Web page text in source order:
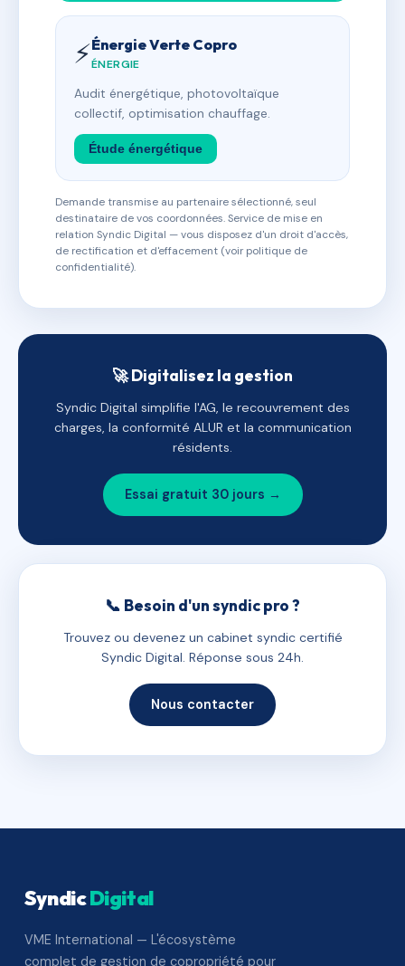
⚡Énergie Verte Copro
ÉNERGIE
Audit énergétique, photovoltaïque
collectif, optimisation chauffage.
Étude énergétique
Demande transmise au partenaire sélectionné, seul
destinataire de vos coordonnées. Service de mise en
relation Syndic Digital — vous disposez d'un droit d'accès,
de rectification et d'effacement (voir politique de
confidentialité).
🚀 Digitalisez la gestion
Syndic Digital simplifie l'AG, le recouvrement des
charges, la conformité ALUR et la communication
résidents.
Essai gratuit 30 jours →
📞 Besoin d'un syndic pro ?
Trouvez ou devenez un cabinet syndic certifié
Syndic Digital. Réponse sous 24h.
Nous contacter
SyndicDigital
VME International — L'écosystème
complet de gestion de copropriété pour